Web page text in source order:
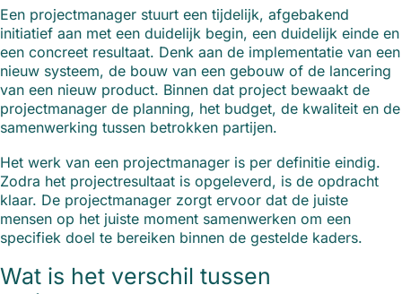
Een projectmanager stuurt een tijdelijk, afgebakend
initiatief aan met een duidelijk begin, een duidelijk einde en
een concreet resultaat. Denk aan de implementatie van een
nieuw systeem, de bouw van een gebouw of de lancering
van een nieuw product. Binnen dat project bewaakt de
projectmanager de planning, het budget, de kwaliteit en de
samenwerking tussen betrokken partijen.
Het werk van een projectmanager is per definitie eindig.
Zodra het projectresultaat is opgeleverd, is de opdracht
klaar. De projectmanager zorgt ervoor dat de juiste
mensen op het juiste moment samenwerken om een
specifiek doel te bereiken binnen de gestelde kaders.
Wat is het verschil tussen